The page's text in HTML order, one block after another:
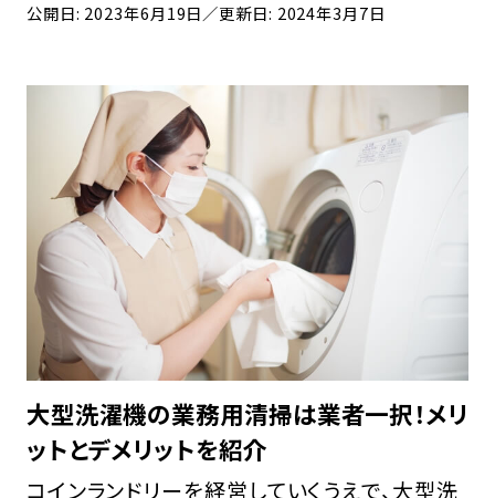
けば、洗濯 […]
公開日: 2023年6月19日／更新日: 2024年3月7日
大型洗濯機の業務用清掃は業者一択！メリ
ットとデメリットを紹介
コインランドリーを経営していくうえで、大型洗